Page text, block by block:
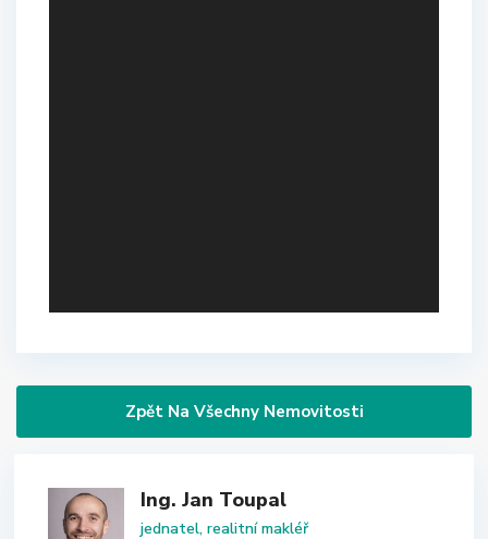
Zpět Na Všechny Nemovitosti
Ing. Jan Toupal
jednatel, realitní makléř